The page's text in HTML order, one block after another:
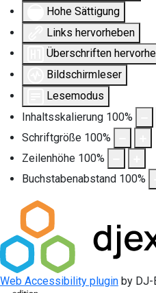
Hohe Sättigung
Links hervorheben
Überschriften
Bildschirmleser
Lesemodus
Inhaltsskalierung 100%
Schriftgröße 100%
Zeilenhöhe 100%
Buchstabenabstand 100%
Web Accessibility plugin by DJ-